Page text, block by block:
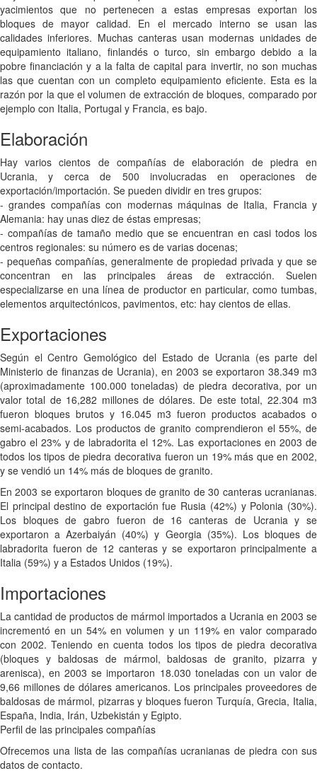
yacimientos que no pertenecen a estas empresas exportan los
bloques de mayor calidad. En el mercado interno se usan las
calidades inferiores. Muchas canteras usan modernas unidades de
equipamiento italiano, finlandés o turco, sin embargo debido a la
pobre financiación y a la falta de capital para invertir, no son muchas
las que cuentan con un completo equipamiento eficiente. Esta es la
razón por la que el volumen de extracción de bloques, comparado por
ejemplo con Italia, Portugal y Francia, es bajo.
Elaboración
Hay varios cientos de compañías de elaboración de piedra en
Ucrania, y cerca de 500 involucradas en operaciones de
exportación/importación. Se pueden dividir en tres grupos:
- grandes compañías con modernas máquinas de Italia, Francia y
Alemania: hay unas diez de éstas empresas;
- compañías de tamaño medio que se encuentran en casi todos los
centros regionales: su número es de varias docenas;
- pequeñas compañías, generalmente de propiedad privada y que se
concentran en las principales áreas de extracción. Suelen
especializarse en una línea de productor en particular, como tumbas,
elementos arquitectónicos, pavimentos, etc: hay cientos de ellas.
Exportaciones
Según el Centro Gemológico del Estado de Ucrania (es parte del
Ministerio de finanzas de Ucrania), en 2003 se exportaron 38.349 m3
(aproximadamente 100.000 toneladas) de piedra decorativa, por un
valor total de 16,282 millones de dólares. De este total, 22.304 m3
fueron bloques brutos y 16.045 m3 fueron productos acabados o
semi-acabados. Los productos de granito comprendieron el 55%, de
gabro el 23% y de labradorita el 12%. Las exportaciones en 2003 de
todos los tipos de piedra decorativa fueron un 19% más que en 2002,
y se vendió un 14% más de bloques de granito.
En 2003 se exportaron bloques de granito de 30 canteras ucranianas.
El principal destino de exportación fue Rusia (42%) y Polonia (30%).
Los bloques de gabro fueron de 16 canteras de Ucrania y se
exportaron a Azerbaiyán (40%) y Georgia (35%). Los bloques de
labradorita fueron de 12 canteras y se exportaron principalmente a
Italia (59%) y a Estados Unidos (19%).
Importaciones
La cantidad de productos de mármol importados a Ucrania en 2003 se
incrementó en un 54% en volumen y un 119% en valor comparado
con 2002. Teniendo en cuenta todos los tipos de piedra decorativa
(bloques y baldosas de mármol, baldosas de granito, pizarra y
arenisca), en 2003 se importaron 18.030 toneladas con un valor de
9,66 millones de dólares americanos. Los principales proveedores de
baldosas de mármol, pizarras y bloques fueron Turquía, Grecia, Italia,
España, India, Irán, Uzbekistán y Egipto.
Perfil de las principales compañías
Ofrecemos una lista de las compañías ucranianas de piedra con sus
datos de contacto.